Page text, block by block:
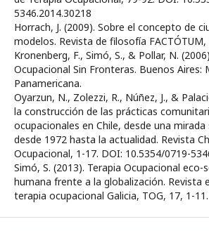
5346.2014.30218
Horrach, J. (2009). Sobre el concepto de
modelos. Revista de filosofía FACTÓTUM,
Kronenberg, F., Simó, S., & Pollar, N.
Ocupacional Sin Fronteras. Buenos Aires:
Panamericana.
Oyarzun, N., Zolezzi, R., Núñez, J., &
la construcción de las prácticas
ocupacionales en Chile, desde una
desde 1972 hasta la actualidad. Revista
Ocupacional, 1-17. DOI: 10.5354/0719-
Simó, S. (2013). Terapia Ocupacional eco-
humana frente a la globalización. Revista
terapia ocupacional Galicia, TOG, 17, 1-11.